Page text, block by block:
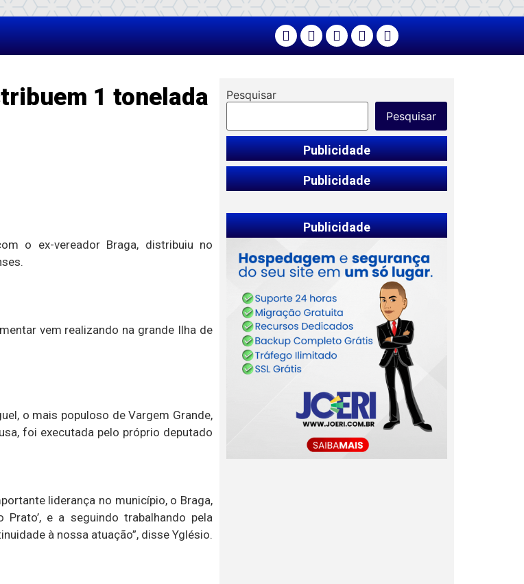
1 tonelada
o ex-vereador Braga, distribuiu no
vem realizando na grande Ilha de
o mais populoso de Vargem Grande,
foi executada pelo próprio deputado
liderança no município, o Braga,
e a seguindo trabalhando pela
à nossa atuação”, disse Yglésio.
Pesquisar
Pesquisar
Publicidade
Publicidade
Publicidade